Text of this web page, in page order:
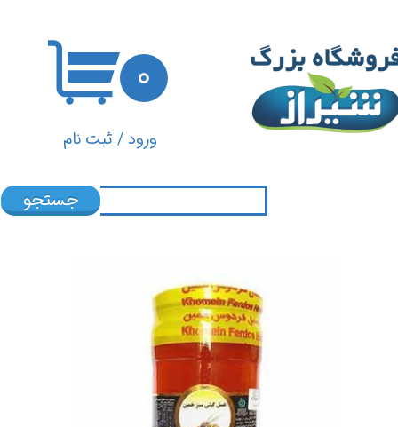
ورود/ ثبت نام
تغییر گذر واژه
سفارشات
۰
جستجو